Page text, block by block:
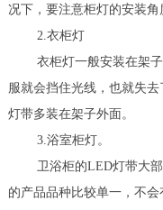
况下，要注意柜灯的安装角
2.衣柜灯
衣柜灯一般安装在架
服就会挡住光线，也就失
灯带多装在架子外面。
3.浴室柜灯。
卫浴柜的LED灯带大
的产品品种比较单一，不